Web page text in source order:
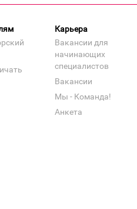
Карьера
Вакансии для
начинающих
специалистов
Вакансии
Мы - Команда!
Анкета